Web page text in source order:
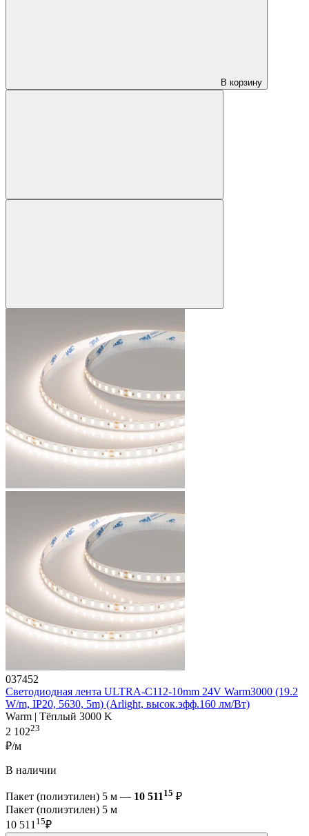
В корзину
037452
Светодиодная лента ULTRA-C112-10mm 24V Warm3000 (19.2
W/m, IP20, 5630, 5m) (Arlight, высок.эфф.160 лм/Вт)
Warm | Тёплый 3000 K
2 10223
₽/м
В наличии
Пакет (полиэтилен) 5 м — 10 51115 ₽
Пакет (полиэтилен) 5 м
10 51115₽